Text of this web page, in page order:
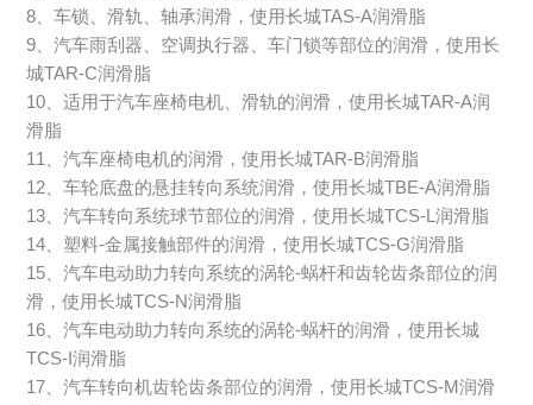
8、车锁、滑轨、轴承润滑，使用长城TAS-A润滑脂
9、汽车雨刮器、空调执行器、车门锁等部位的润滑，使用长
城TAR-C润滑脂
10、适用于汽车座椅电机、滑轨的润滑，使用长城TAR-A润
滑脂
11、汽车座椅电机的润滑，使用长城TAR-B润滑脂
12、车轮底盘的悬挂转向系统润滑，使用长城TBE-A润滑脂
13、汽车转向系统球节部位的润滑，使用长城TCS-L润滑脂
14、塑料-金属接触部件的润滑，使用长城TCS-G润滑脂
15、汽车电动助力转向系统的涡轮-蜗杆和齿轮齿条部位的润
滑，使用长城TCS-N润滑脂
16、汽车电动助力转向系统的涡轮-蜗杆的润滑，使用长城
TCS-I润滑脂
17、汽车转向机齿轮齿条部位的润滑，使用长城TCS-M润滑